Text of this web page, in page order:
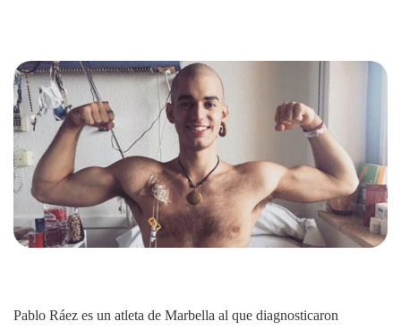
Pablo Ráez es un atleta de Marbella al que diagnosticaron